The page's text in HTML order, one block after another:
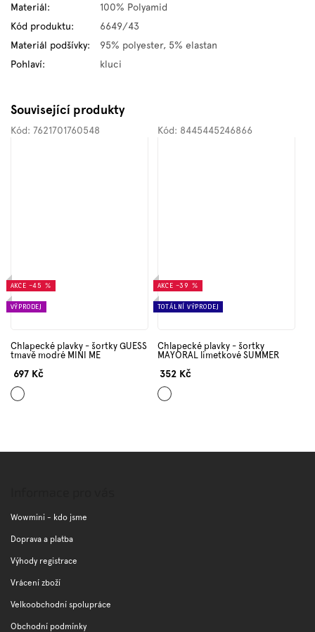
Materiál:
100% Polyamid
Kód produktu:
6649/43
Materiál podšívky:
95% polyester, 5% elastan
Pohlaví: kluci
Související produkty
AKCE –45 %
VÝPRODEJ
Chlapecké plavky - šortky GUESS
tmavě modré MINI ME
697 Kč
Tmavě
modrá
Kód: 7621701760548
AKCE –39 %
TOTÁLNÍ VÝPRODEJ
Chlapecké plavky - šortky
MAYORAL limetkové SUMMER
352 Kč
Zelená
Kód: 8445445246866
Wowmini - kdo jsme
Doprava a platba
Výhody registrace
Vrácení zboží
Velkoobchodní spolupráce
Obchodní podmínky